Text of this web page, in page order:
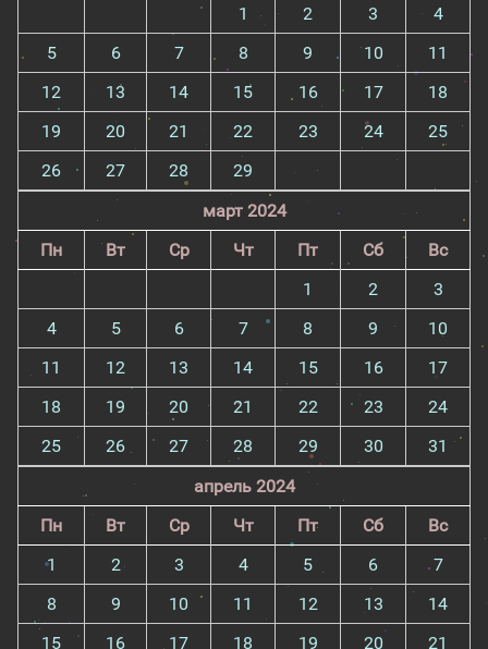
1
2 3
4
5
6 7 8 9 10
11
12
13 14 15 16 17
18
19
20 21 22 23 24
25
26
27 28
29
март 2024
Пн
Вт Ср Чт Пт Сб
Вс
1
2
3
4
5 6 7 8 9
10
11
12 13 14 15 16
17
18
19 20 21 22 23
24
25
26 27 28 29 30
31
апрель 2024
Пн
Вт Ср Чт Пт Сб
Вс
1
2 3 4 5 6
7
8
9 10 11 12 13
14
15
16 17 18 19 20
21